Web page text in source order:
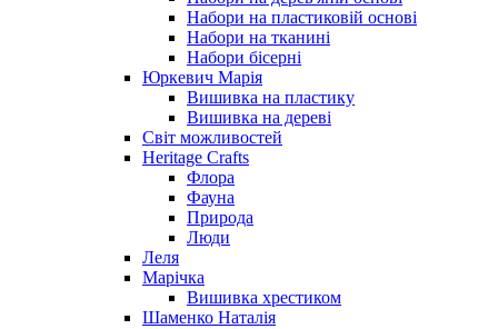
Набори на пластиковій основі
Набори на тканині
Набори бісерні
Юркевич Марія
Вишивка на пластику
Вишивка на дереві
Світ можливостей
Heritage Crafts
Флора
Фауна
Природа
Люди
Леля
Марічка
Вишивка хрестиком
Шаменко Наталія